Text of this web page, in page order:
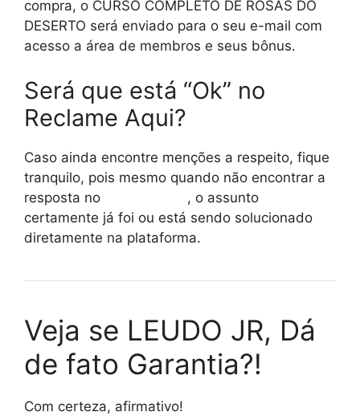
compra, o CURSO COMPLETO DE ROSAS DO
DESERTO será enviado para o seu e-mail com
acesso a área de membros e seus bônus.
Será que está “Ok” no
Reclame Aqui?
Caso ainda encontre menções a respeito, fique
tranquilo, pois mesmo quando não encontrar a
resposta no
, o assunto
certamente já foi ou está sendo solucionado
diretamente na plataforma.
Veja se LEUDO JR, Dá
de fato Garantia?!
Com certeza, afirmativo!